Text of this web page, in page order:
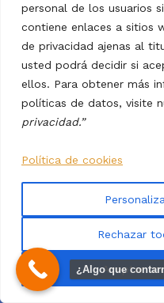
personal de los usuarios
contiene enlaces a sitios
de privacidad ajenas al
usted podrá decidir si
ellos. Para obtener más
políticas de datos, visite
privacidad.”
Política de cookies
Rechazar
Aceptar
Recomendado
Los
España
Repunte de
Santander
1 AÑO AGO
¿Algo que